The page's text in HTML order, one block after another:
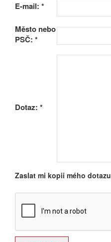
E-mail: *
Město nebo
PSČ: *
Dotaz: *
Zaslat mi kopii mého dotazu